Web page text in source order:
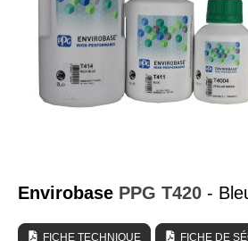
OUTILLAGE CARROSSERIE
ÉQUIPEMENT ATELIER CARROSSERIE
INSTALLATION LABO
Envirobase PPG T420 -
FICHE TECHNIQUE FICHE DE